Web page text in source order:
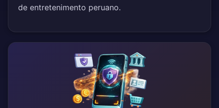
de entretenimento peruano.